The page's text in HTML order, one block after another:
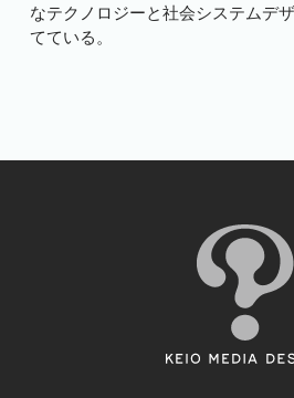
なテクノロジーと社会システムデ
てている。